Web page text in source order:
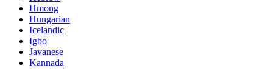
Hmong
Hungarian
Icelandic
Igbo
Javanese
Kannada